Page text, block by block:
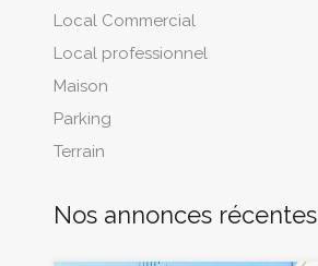
Local Commercial
Local professionnel
Maison
Parking
Terrain
Nos annonces récentes